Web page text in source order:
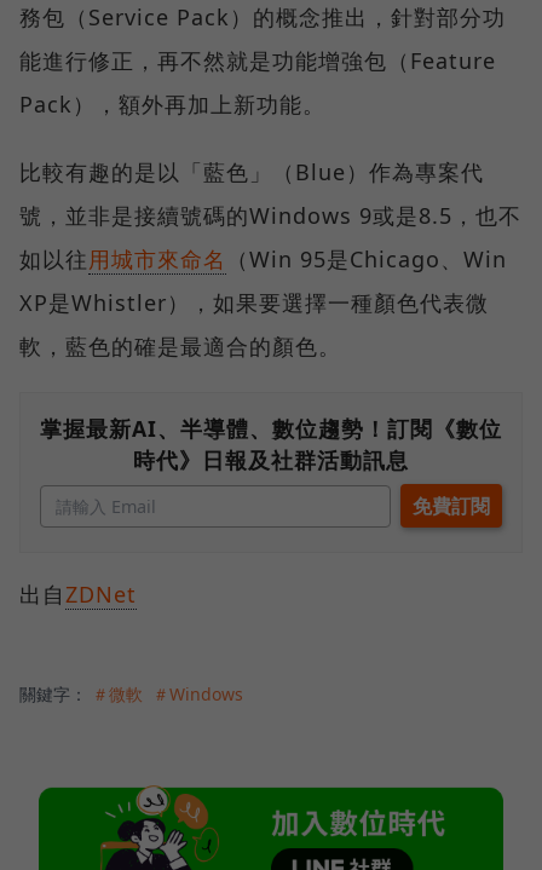
務包（Service Pack）的概念推出，針對部分功
能進行修正，再不然就是功能增強包（Feature
Pack），額外再加上新功能。
比較有趣的是以「藍色」（Blue）作為專案代
號，並非是接續號碼的Windows 9或是8.5，也不
如以往用城市來命名
（Win 95是Chicago、Win
XP是Whistler），如果要選擇一種顏色代表微
軟，藍色的確是最適合的顏色。
掌握最新AI、半導體、數位趨勢！訂閱《數位
時代》日報及社群活動訊息
出自 ZDNet
關鍵字： ＃微軟 ＃Windows